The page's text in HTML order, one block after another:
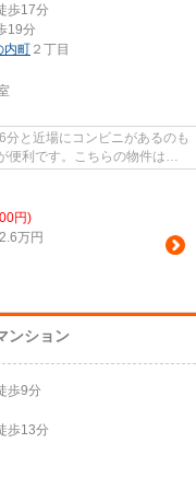
歩17分
19分
内町 ２丁目
と近場にコンビニがあるのも
便利です。こちらの物件はア
円)
万円
ンション
歩9分
歩13分